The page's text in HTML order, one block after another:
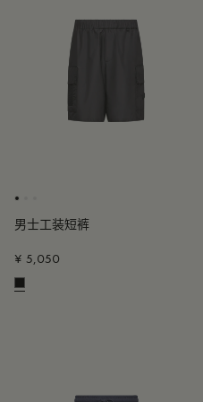
男士工装短裤
¥ 5,050